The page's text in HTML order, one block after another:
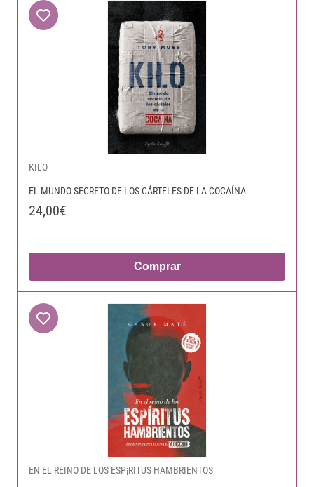
KILO
EL MUNDO SECRETO DE LOS CÁRTELES DE LA COCAÍNA
24,00€
Comprar
EN EL REINO DE LOS ESP¡RITUS HAMBRIENTOS